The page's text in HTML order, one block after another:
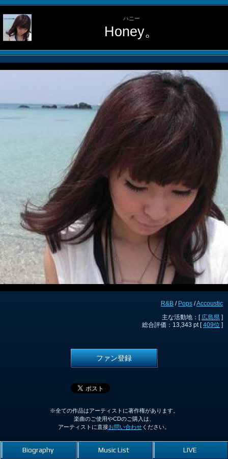
ハニー
Honey。
R&B / Pops /Accoustic
主な活動地：[ 広島県 ]
総合評価：13,343 pt [409位 ]
ファン登録
※全ての作品はアーティストに著作権があります。
楽曲のご使用やCDのご購入は、
アーティストに直接お問い合わせ ください。
Biography Music List LIVE